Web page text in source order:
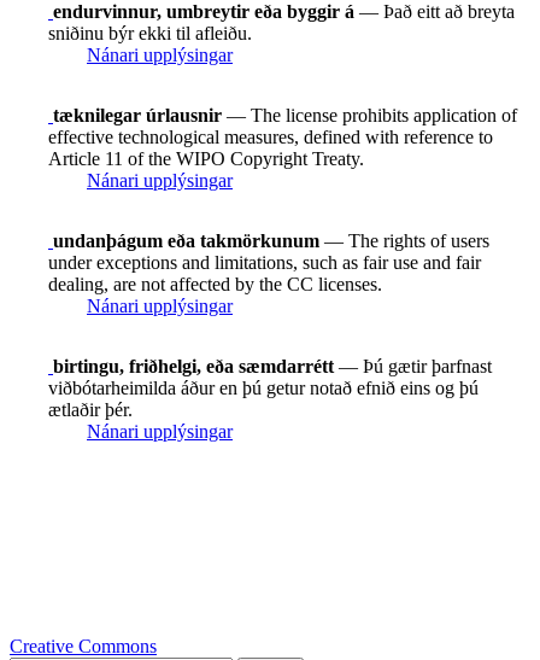
endurvinnur, umbreytir eða byggir á — Það eitt að breyta
sniðinu býr ekki til afleiðu.
Nánari upplýsingar
tæknilegar úrlausnir — The license prohibits application of
effective technological measures, defined with reference to
Article 11 of the WIPO Copyright Treaty.
Nánari upplýsingar
undanþágum eða takmörkunum — The rights of users
under exceptions and limitations, such as fair use and fair
dealing, are not affected by the CC licenses.
Nánari upplýsingar
birtingu, friðhelgi, eða sæmdarrétt — Þú gætir þarfnast
viðbótarheimilda áður en þú getur notað efnið eins og þú
ætlaðir þér.
Nánari upplýsingar
Creative Commons